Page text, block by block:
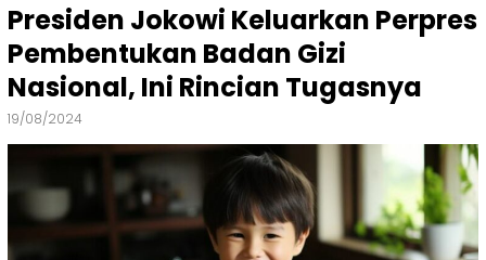
Presiden Jokowi Keluarkan Perpres
Pembentukan Badan Gizi
Nasional, Ini Rincian Tugasnya
19/08/2024